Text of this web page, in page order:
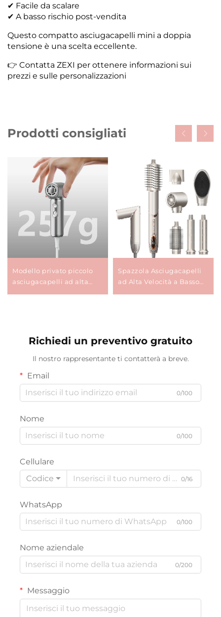
✔ Facile da scalare
✔ A basso rischio post-vendita
Questo compatto asciugacapelli mini a doppia
tensione è una scelta eccellente.
👉 Contatta ZEXI per ottenere informazioni sui
prezzi e sulle personalizzazioni
Prodotti consigliati
Modello privato piccolo
asciugacapelli ad alta
Spazzola Asciugacapelli
ad Alta Velocità a Basso
Richiedi un preventivo gratuito
Il nostro rappresentante ti contatterà a breve.
Email
0/100
Nome
0/100
Cellulare
Codice
0/16
WhatsApp
0/100
Nome aziendale
0/200
Messaggio